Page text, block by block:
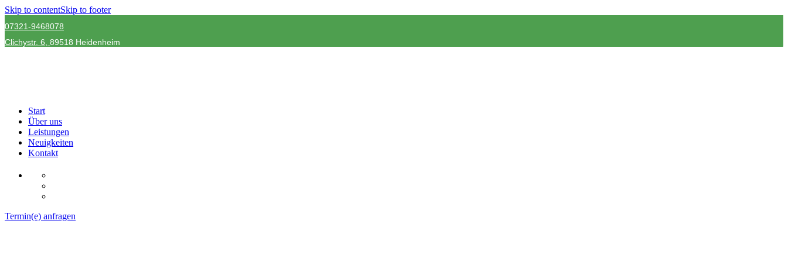
Skip to contentSkip to footer
07321-9468078
Clichystr. 6, 89518 Heidenheim
Start
Über uns
Leistungen
Neuigkeiten
Kontakt
Termin(e) anfragen